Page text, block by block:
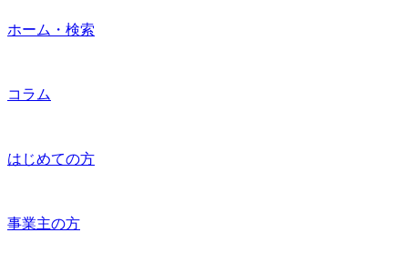
ホーム・検索
コラム
はじめての方
事業主の方